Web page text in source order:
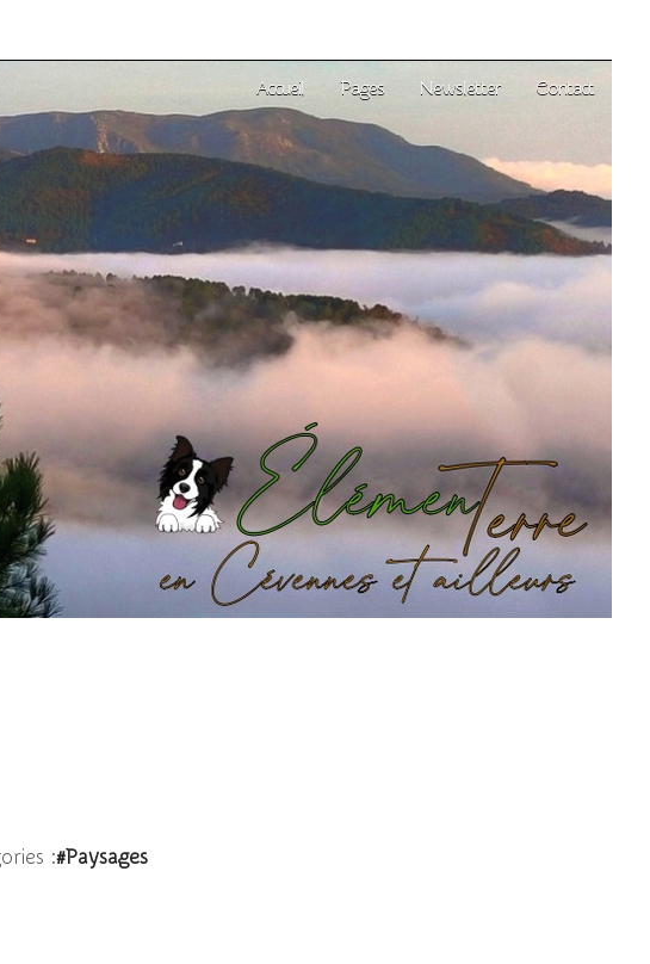
Accueil Pages Newsletter Contact
:#Paysages